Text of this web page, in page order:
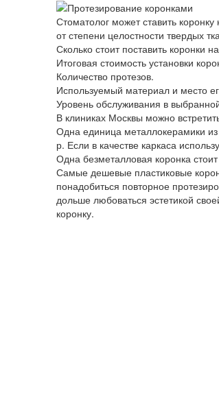
Стоматолог может ставить
от степени целостности твердых
Сколько стоит поставить коронки
Итоговая стоимость установки
Количество протезов.
Используемый материал и место
Уровень обслуживания в
В клиниках Москвы можно
Одна единица металлокерамики из
р. Если в качестве каркаса
Одна безметалловая коронка
Самые дешевые пластиковые
понадобиться повторное
дольше любоваться эстетикой
коронку.